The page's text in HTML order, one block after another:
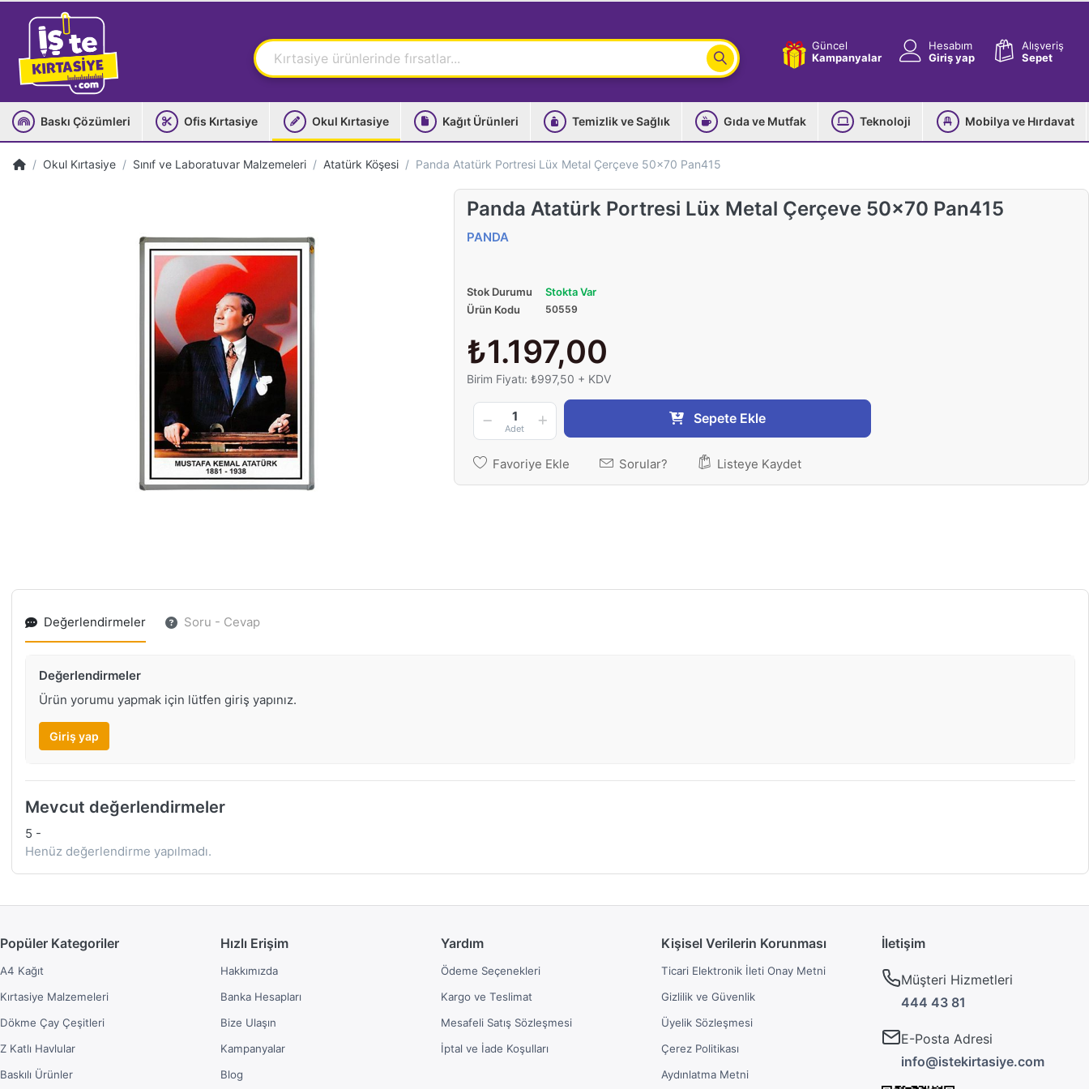
Güncel
Kampanyalar
Hesabım
Giriş yap
Alışveriş
Sepet
Baskı Çözümleri Ofis Kırtasiye Okul Kırtasiye Kağıt Ürünleri Temizlik ve Sağlık Gıda ve Mutfak Teknoloji Mobilya ve Hırdavat
Okul Kırtasiye Sınıf ve Laboratuvar Malzemeleri Atatürk Köşesi Panda Atatürk Portresi Lüx Metal Çerçeve 50x70 Pan415
Panda Atatürk Portresi Lüx Metal Çerçeve 50x70 Pan415
PANDA
Stok Durumu
Stokta Var
Ürün Kodu
50559
₺1.197,00
Birim Fiyatı: ₺997,50 + KDV
1
Adet
Sepete Ekle
Favoriye Ekle Sorular? Listeye Kaydet
Değerlendirmeler Soru - Cevap
Değerlendirmeler
Ürün yorumu yapmak için lütfen giriş yapınız.
Giriş yap
Mevcut değerlendirmeler
5 -
Henüz değerlendirme yapılmadı.
Popüler Kategoriler
A4 Kağıt
Kırtasiye Malzemeleri
Dökme Çay Çeşitleri
Z Katlı Havlular
Baskılı Ürünler
Hızlı Erişim
Hakkımızda
Banka Hesapları
Bize Ulaşın
Kampanyalar
Blog
Yardım
Ödeme Seçenekleri
Kargo ve Teslimat
Mesafeli Satış Sözleşmesi
İptal ve İade Koşulları
Kişisel Verilerin Korunması
Ticari Elektronik İleti Onay Metni
Gizlilik ve Güvenlik
Üyelik Sözleşmesi
Çerez Politikası
Aydınlatma Metni
İletişim
Müşteri Hizmetleri
444 43 81
E-Posta Adresi
info@istekirtasiye.com